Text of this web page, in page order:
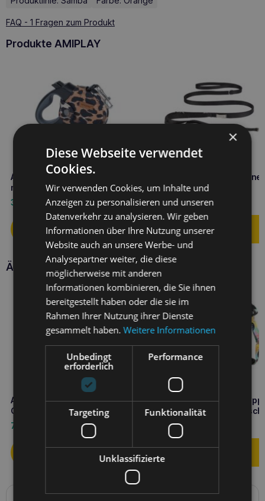
FAQ - 1 Fragen zum Produkt
Produkte AMIPLAY
Amiplay infini Automatik-Leine
mit Gehege Safari M Leopard
33,60
Amiplay Verstellbare Leine
Samba L Schwarz
16,10€
Ähnliche Produkte
Amiplay Samba Leckerli-Tasche
Gelb
7,30
Amiplay Discovery
Donut verstellbares
34,90€
×
Diese Webseite verwendet
Cookies.
Wir verwenden Cookies, um Inhalte und
Anzeigen zu personalisieren und unseren
Datenverkehr zu analysieren. Wir geben
Informationen über Ihre Nutzung unserer
Website auch an unsere Werbe- und
Analysepartner weiter, die diese
möglicherweise mit anderen
Informationen kombinieren, die Sie ihnen
bereitgestellt haben oder die sie im
Rahmen Ihrer Nutzung ihrer Dienste
gesammelt haben.Weitere Informationen
Unbedingt
erforderlich
Performance
Targeting Funktionalität
Unklassifizierte